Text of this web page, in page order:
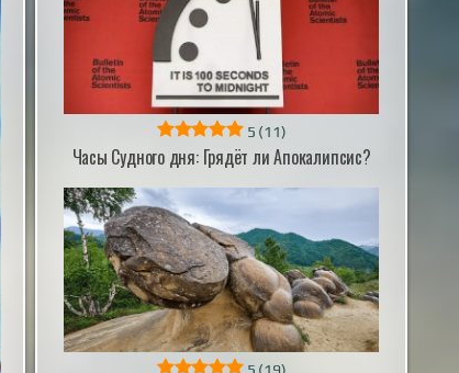
5 (11)
Часы Судного дня: Грядёт ли Апокалипсис?